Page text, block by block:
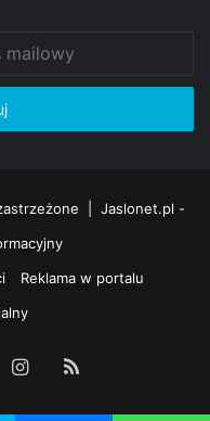
| Jaslonet.pl -
Reklama w portalu
Instagram